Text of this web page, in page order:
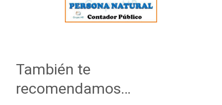
También te
recomendamos…